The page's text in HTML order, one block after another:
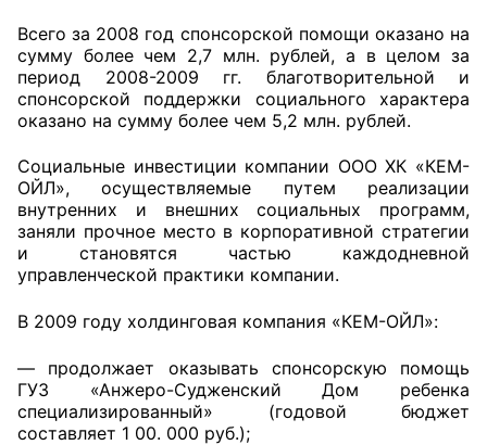
Всего за 2008 год спонсорской помощи оказано на
сумму более чем 2,7 млн. рублей, а в целом за
период 2008-2009 гг. благотворительной и
спонсорской поддержки социального характера
оказано на сумму более чем 5,2 млн. рублей.
Социальные инвестиции компании ООО ХК «КЕМ-
ОЙЛ», осуществляемые путем реализации
внутренних и внешних социальных программ,
заняли прочное место в корпоративной стратегии
и становятся частью каждодневной
управленческой практики компании.
В 2009 году холдинговая компания «КЕМ-ОЙЛ»:
— продолжает оказывать спонсорскую помощь
ГУЗ «Анжеро-Судженский Дом ребенка
специализированный» (годовой бюджет
составляет 1 00. 000 руб.);